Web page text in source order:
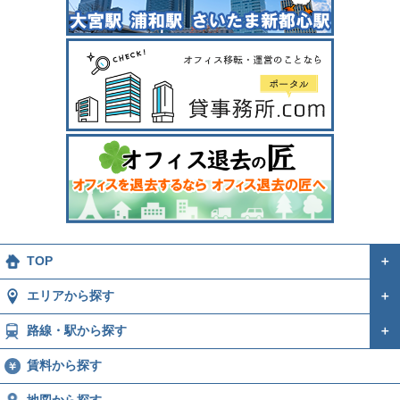
TOP ＋
エリアから探す ＋
路線・駅から探す ＋
賃料から探す